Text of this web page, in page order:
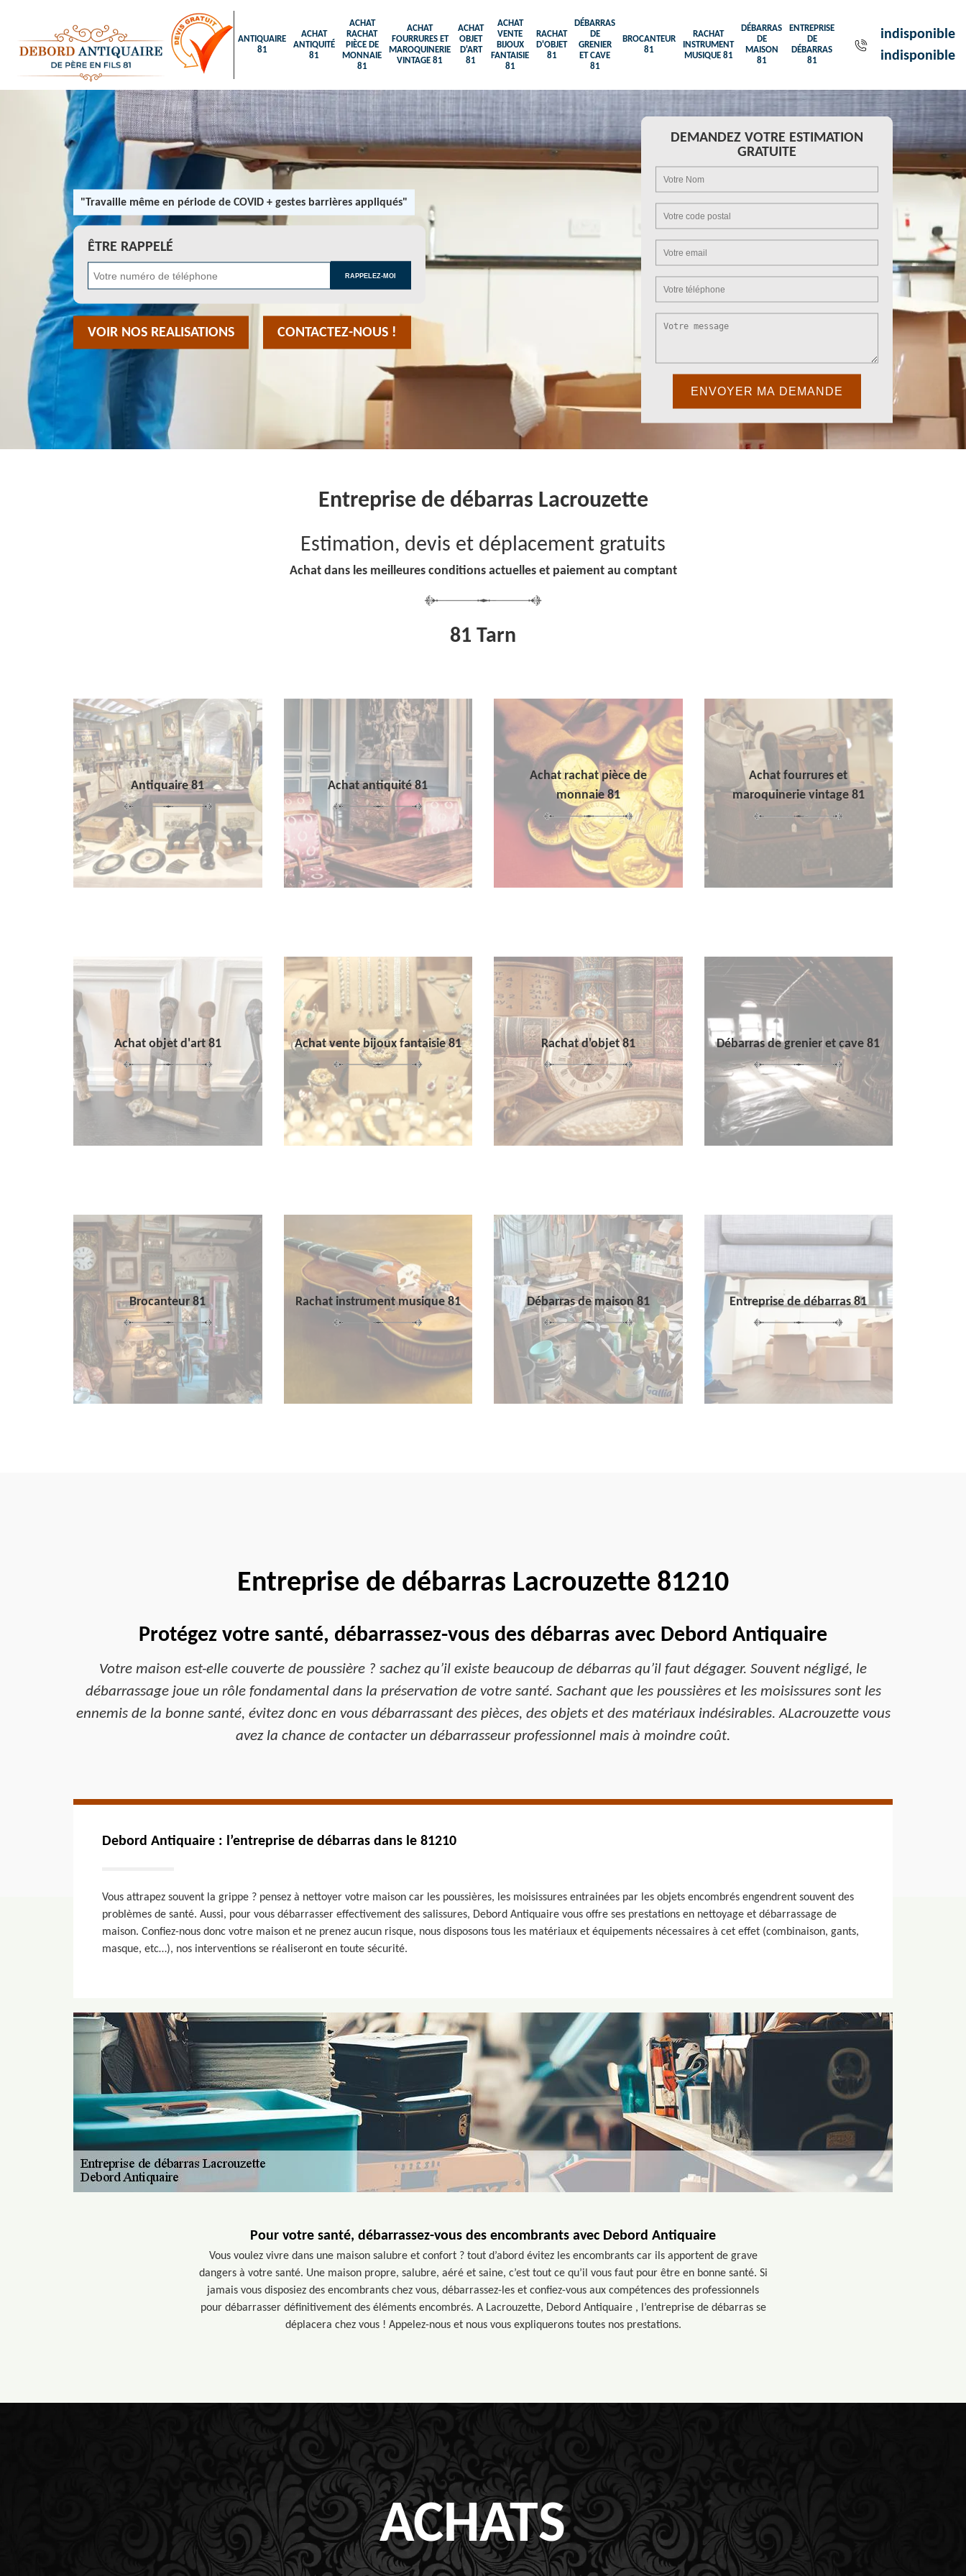
ANTIQUAIRE
81
ACHAT
ANTIQUITÉ
81
ACHAT
RACHAT
PIÈCE DE
MONNAIE
81
ACHAT
FOURRURES ET
MAROQUINERIE
VINTAGE 81
ACHAT
OBJET
D'ART
81
ACHAT
VENTE
BIJOUX
FANTAISIE
81
RACHAT
D'OBJET
81
DÉBARRAS
DE
GRENIER
ET CAVE
81
BROCANTEUR
81
RACHAT
INSTRUMENT
MUSIQUE 81
DÉBARRAS
DE
MAISON
81
ENTREPRISE
DE
DÉBARRAS
81
indisponible
indisponible
"Travaille même en période de COVID + gestes barrières appliqués"
ÊTRE RAPPELÉ
VOIR NOS REALISATIONS CONTACTEZ-NOUS !
DEMANDEZ VOTRE ESTIMATION
GRATUITE
Entreprise de débarras Lacrouzette
Estimation, devis et déplacement gratuits
Achat dans les meilleures conditions actuelles et paiement au comptant
81 Tarn
Antiquaire 81 Achat antiquité 81
Achat rachat pièce de
monnaie 81
Achat fourrures et
maroquinerie vintage 81
Achat objet d'art 81 Achat vente bijoux fantaisie 81 Rachat d'objet 81 Débarras de grenier et cave 81
Brocanteur 81 Rachat instrument musique 81 Débarras de maison 81 Entreprise de débarras 81
Entreprise de débarras Lacrouzette 81210
Protégez votre santé, débarrassez-vous des débarras avec Debord Antiquaire
Votre maison est-elle couverte de poussière ? sachez qu’il existe beaucoup de débarras qu’il faut dégager. Souvent négligé, le
débarrassage joue un rôle fondamental dans la préservation de votre santé. Sachant que les poussières et les moisissures sont les
ennemis de la bonne santé, évitez donc en vous débarrassant des pièces, des objets et des matériaux indésirables. ALacrouzette vous
avez la chance de contacter un débarrasseur professionnel mais à moindre coût.
Debord Antiquaire : l’entreprise de débarras dans le 81210
Vous attrapez souvent la grippe ? pensez à nettoyer votre maison car les poussières, les moisissures entrainées par les objets encombrés engendrent souvent des
problèmes de santé. Aussi, pour vous débarrasser effectivement des salissures, Debord Antiquaire vous offre ses prestations en nettoyage et débarrassage de
maison. Confiez-nous donc votre maison et ne prenez aucun risque, nous disposons tous les matériaux et équipements nécessaires à cet effet (combinaison, gants,
masque, etc…), nos interventions se réaliseront en toute sécurité.
Pour votre santé, débarrassez-vous des encombrants avec Debord Antiquaire
Vous voulez vivre dans une maison salubre et confort ? tout d’abord évitez les encombrants car ils apportent de grave
dangers à votre santé. Une maison propre, salubre, aéré et saine, c’est tout ce qu’il vous faut pour être en bonne santé. Si
jamais vous disposiez des encombrants chez vous, débarrassez-les et confiez-vous aux compétences des professionnels
pour débarrasser définitivement des éléments encombrés. A Lacrouzette, Debord Antiquaire , l’entreprise de débarras se
déplacera chez vous ! Appelez-nous et nous vous expliquerons toutes nos prestations.
ACHATS